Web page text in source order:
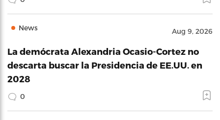
News Aug 9, 2026
La demócrata Alexandria Ocasio-Cortez no
descarta buscar la Presidencia de EE.UU. en
2028
0